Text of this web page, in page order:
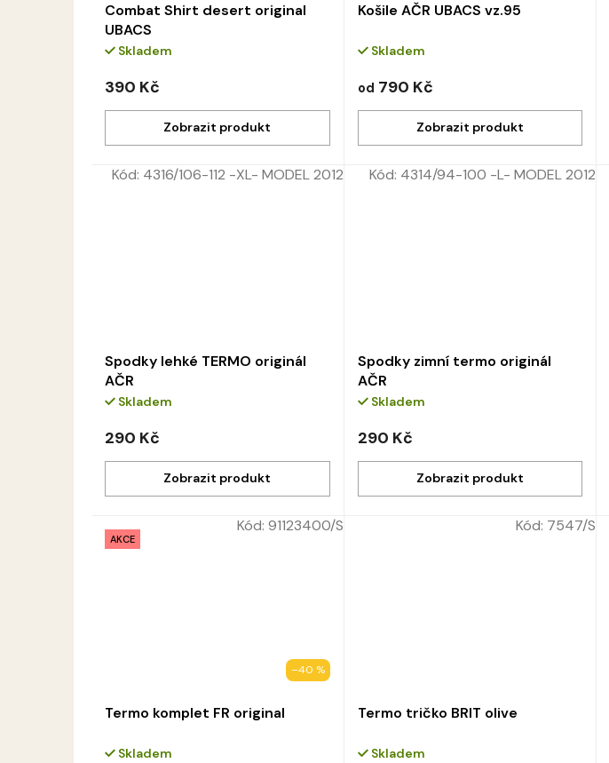
Combat Shirt desert original
UBACS
Skladem
390 Kč
Košile AČR UBACS vz.95
Skladem
od 790 Kč
Spodky lehké TERMO originál
AČR
Skladem
290 Kč
Kód: 4316/106-112 -XL- MODEL 2012
Spodky zimní termo originál
AČR
Skladem
290 Kč
Kód: 4314/94-100 -L- MODEL 2012
AKCE
–40 %
Termo komplet FR original
Skladem
Kód: 91123400/S
Termo tričko BRIT olive
Skladem
Kód: 7547/S